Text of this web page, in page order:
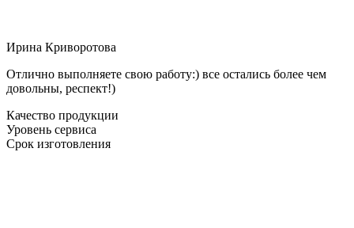
Ирина Криворотова
Отлично выполняете свою работу:) все остались более чем
довольны, респект!)
Качество продукции
Уровень сервиса
Срок изготовления